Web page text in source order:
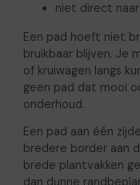
niet direct
Een pad hoeft niet
bruikbaar blijven. Je
of kruiwagen langs
geen pad dat mooi
onderhoud.
Een pad aan één
bredere border aan
brede plantvakken
dan dunne